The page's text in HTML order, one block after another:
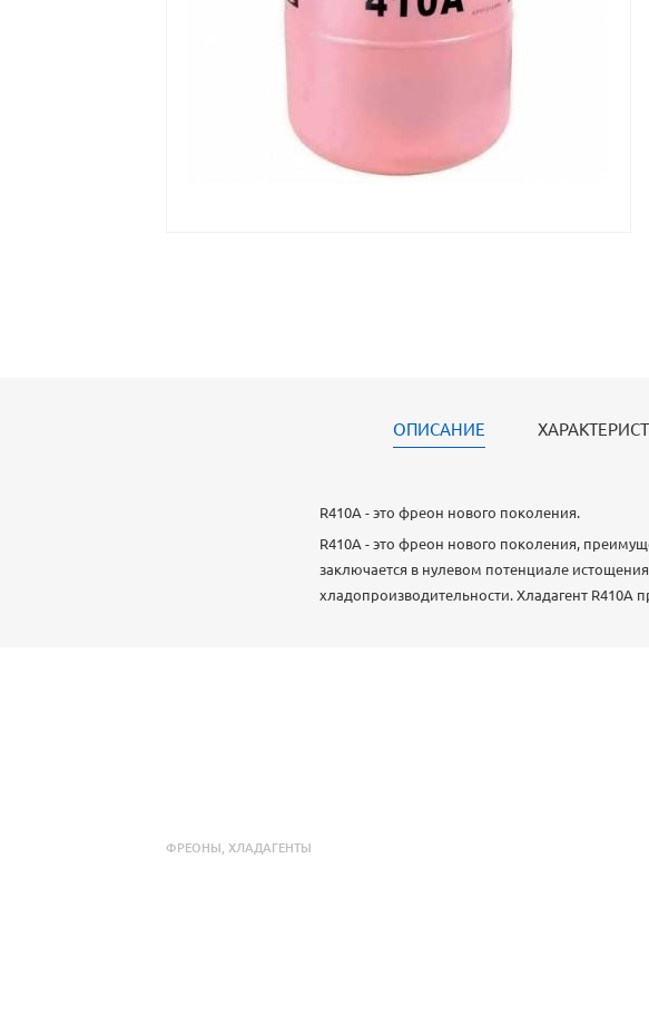
ОПИСАНИЕ
R410A - это фреон нового поколения.
R410A - это фреон нового поколения,
заключается в нулевом потенциале
хладопроизводительности. Хладагент R410A
ФРЕОНЫ ХЛАДАГЕНТЫ